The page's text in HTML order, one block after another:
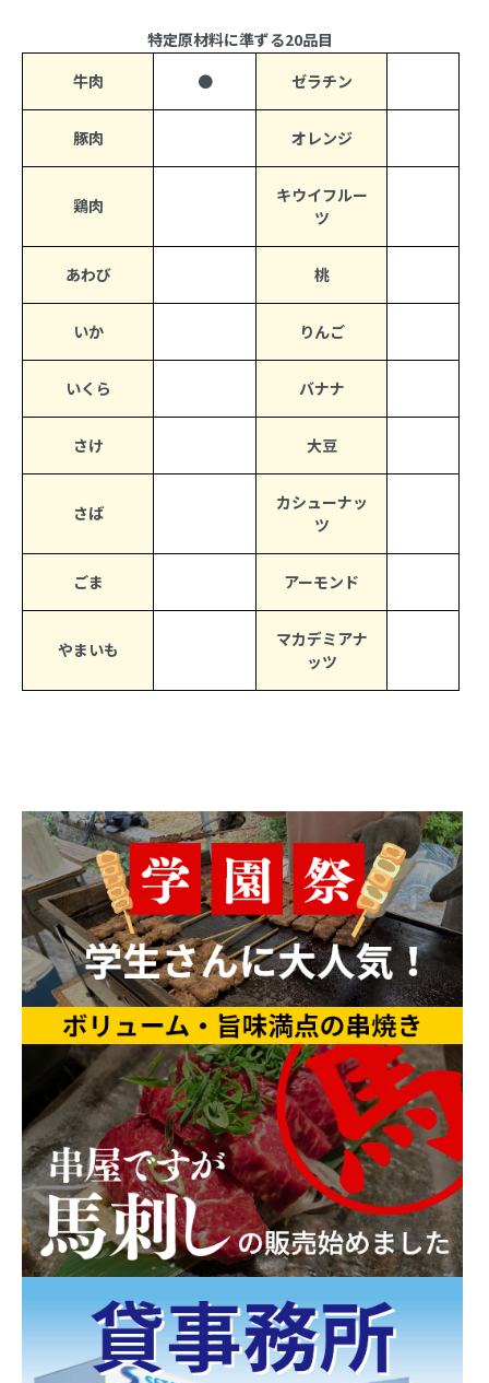
特定原材料に準ずる20品目
牛肉
● ゼラチン
豚肉 オレンジ
鶏肉
キウイフルー
ツ
あわび 桃
いか りんご
いくら バナナ
さけ 大豆
さば
カシューナッ
ツ
ごま アーモンド
やまいも
マカデミアナ
ッツ